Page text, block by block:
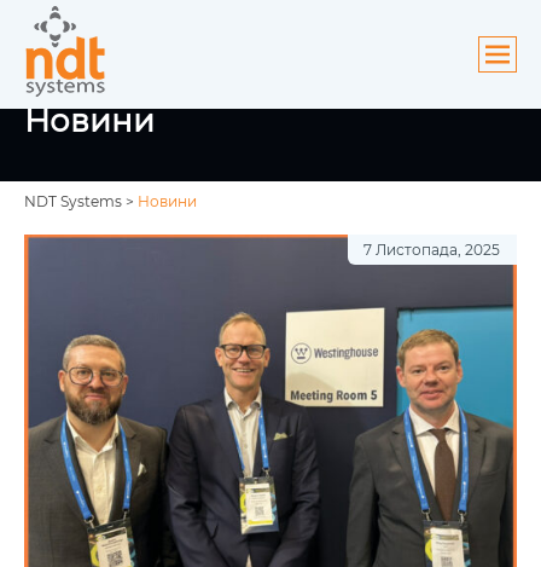
Новини
NDT Systems > Новини
7 Листопада, 2025